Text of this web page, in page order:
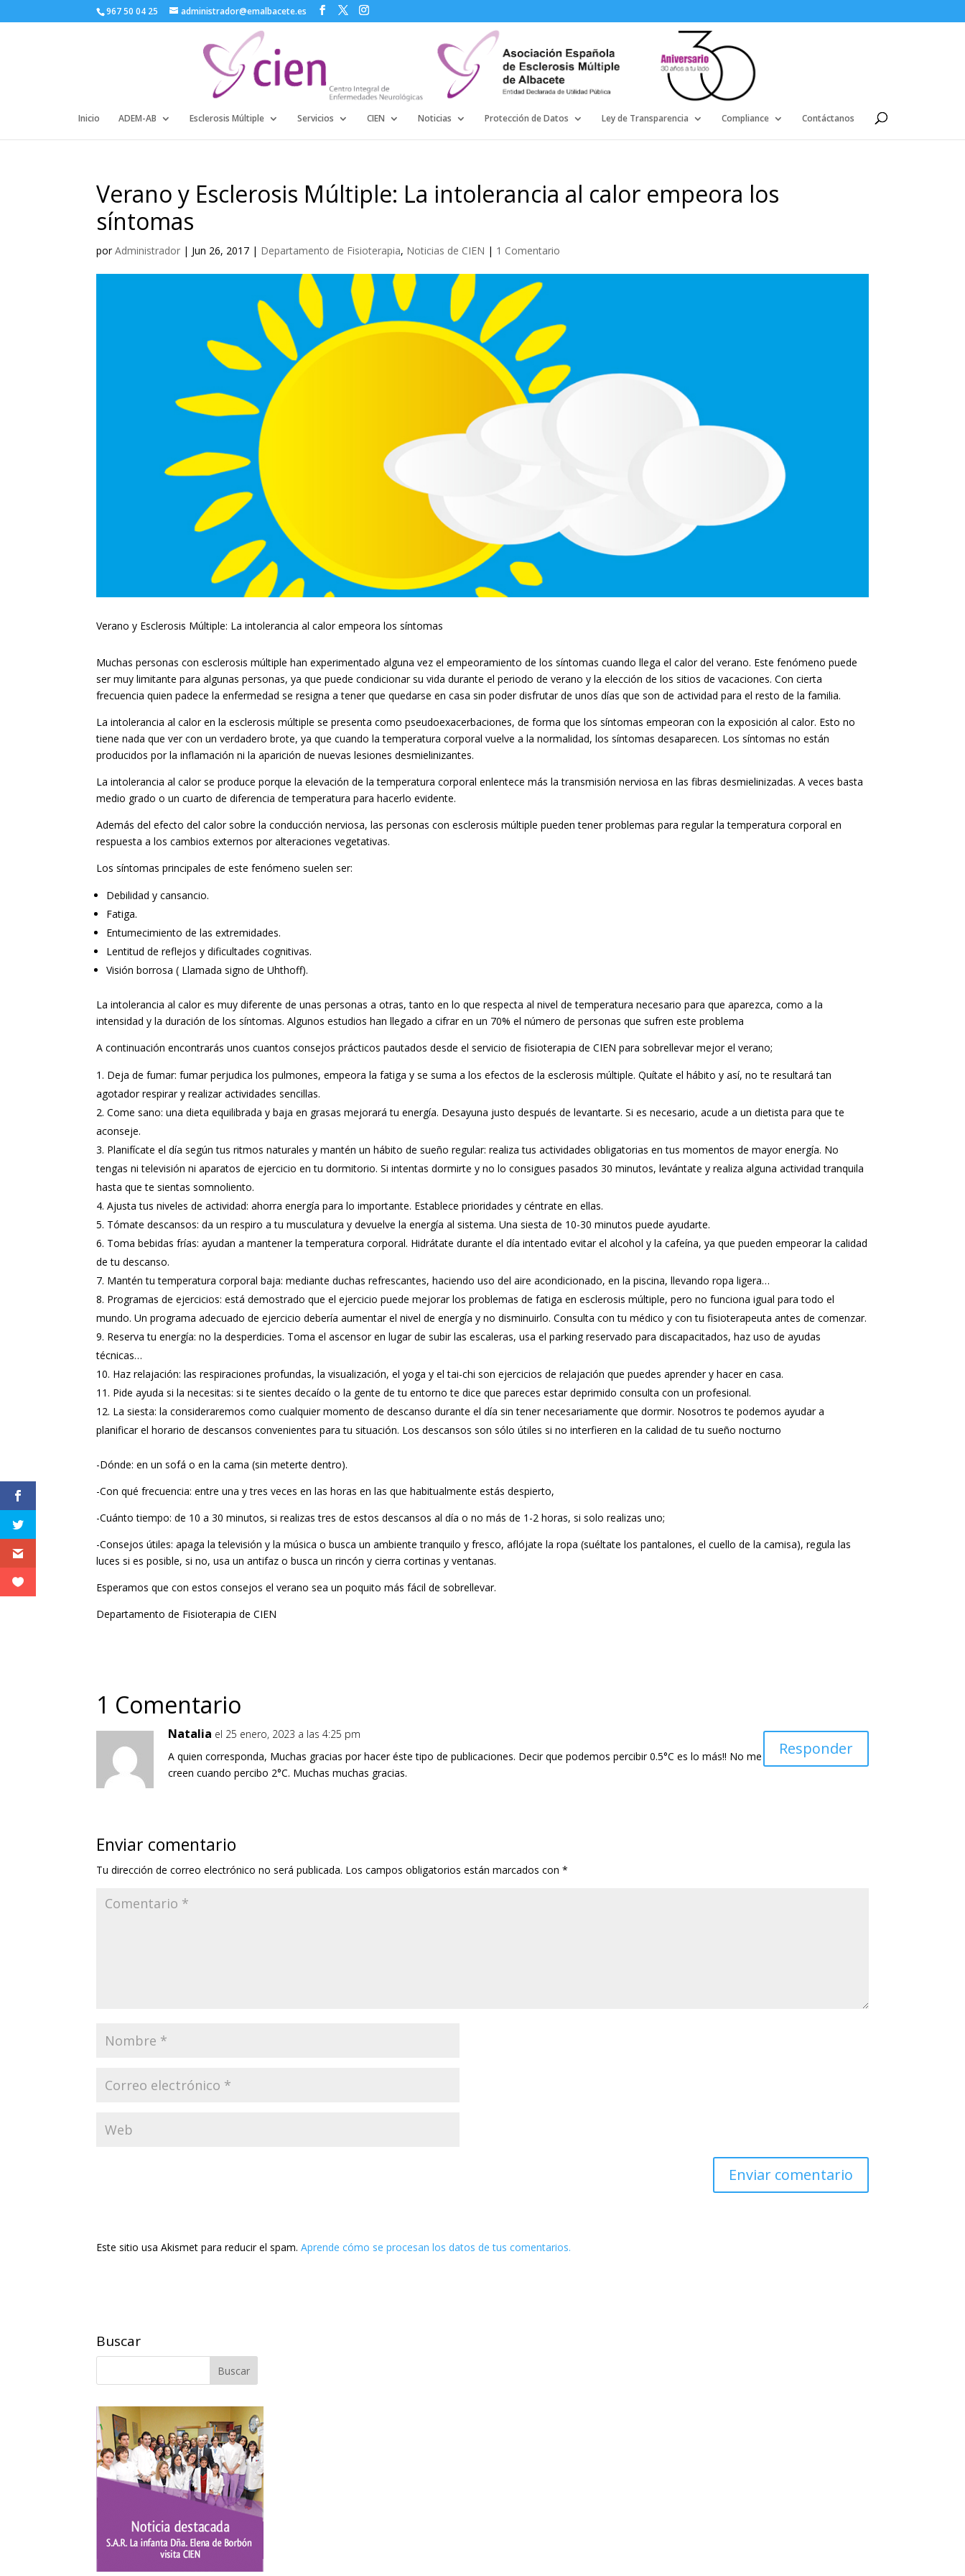
967 50 04 25 administrador@emalbacete.es
Inicio ADEM-AB Esclerosis Múltiple Servicios CIEN Noticias Protección de Datos Ley de Transparencia Compliance Contáctanos
Verano y Esclerosis Múltiple: La intolerancia al calor empeora los
síntomas
porAdministrador | Jun 26, 2017 | Departamento de Fisioterapia, Noticias de CIEN | 1 Comentario
Verano y Esclerosis Múltiple: La intolerancia al calor empeora los síntomas
Muchas personas con esclerosis múltiple han experimentado alguna vez el empeoramiento de los síntomas cuando llega el calor del verano. Este fenómeno puede
ser muy limitante para algunas personas, ya que puede condicionar su vida durante el periodo de verano y la elección de los sitios de vacaciones. Con cierta
frecuencia quien padece la enfermedad se resigna a tener que quedarse en casa sin poder disfrutar de unos días que son de actividad para el resto de la familia.
La intolerancia al calor en la esclerosis múltiple se presenta como pseudoexacerbaciones, de forma que los síntomas empeoran con la exposición al calor. Esto no
tiene nada que ver con un verdadero brote, ya que cuando la temperatura corporal vuelve a la normalidad, los síntomas desaparecen. Los síntomas no están
producidos por la inflamación ni la aparición de nuevas lesiones desmielinizantes.
La intolerancia al calor se produce porque la elevación de la temperatura corporal enlentece más la transmisión nerviosa en las fibras desmielinizadas. A veces basta
medio grado o un cuarto de diferencia de temperatura para hacerlo evidente.
Además del efecto del calor sobre la conducción nerviosa, las personas con esclerosis múltiple pueden tener problemas para regular la temperatura corporal en
respuesta a los cambios externos por alteraciones vegetativas.
Los síntomas principales de este fenómeno suelen ser:
Debilidad y cansancio.
Fatiga.
Entumecimiento de las extremidades.
Lentitud de reflejos y dificultades cognitivas.
Visión borrosa ( Llamada signo de Uhthoff).
La intolerancia al calor es muy diferente de unas personas a otras, tanto en lo que respecta al nivel de temperatura necesario para que aparezca, como a la
intensidad y la duración de los síntomas. Algunos estudios han llegado a cifrar en un 70% el número de personas que sufren este problema
A continuación encontrarás unos cuantos consejos prácticos pautados desde el servicio de fisioterapia de CIEN para sobrellevar mejor el verano;
Deja de fumar: fumar perjudica los pulmones, empeora la fatiga y se suma a los efectos de la esclerosis múltiple. Quítate el hábito y así, no te resultará tan
agotador respirar y realizar actividades sencillas.
Come sano: una dieta equilibrada y baja en grasas mejorará tu energía. Desayuna justo después de levantarte. Si es necesario, acude a un dietista para que te
aconseje.
Planifícate el día según tus ritmos naturales y mantén un hábito de sueño regular: realiza tus actividades obligatorias en tus momentos de mayor energía. No
tengas ni televisión ni aparatos de ejercicio en tu dormitorio. Si intentas dormirte y no lo consigues pasados 30 minutos, levántate y realiza alguna actividad tranquila
hasta que te sientas somnoliento.
Ajusta tus niveles de actividad: ahorra energía para lo importante. Establece prioridades y céntrate en ellas.
Tómate descansos: da un respiro a tu musculatura y devuelve la energía al sistema. Una siesta de 10-30 minutos puede ayudarte.
Toma bebidas frías: ayudan a mantener la temperatura corporal. Hidrátate durante el día intentado evitar el alcohol y la cafeína, ya que pueden empeorar la calidad
de tu descanso.
Mantén tu temperatura corporal baja: mediante duchas refrescantes, haciendo uso del aire acondicionado, en la piscina, llevando ropa ligera…
Programas de ejercicios: está demostrado que el ejercicio puede mejorar los problemas de fatiga en esclerosis múltiple, pero no funciona igual para todo el
mundo. Un programa adecuado de ejercicio debería aumentar el nivel de energía y no disminuirlo. Consulta con tu médico y con tu fisioterapeuta antes de comenzar.
Reserva tu energía: no la desperdicies. Toma el ascensor en lugar de subir las escaleras, usa el parking reservado para discapacitados, haz uso de ayudas
técnicas…
Haz relajación: las respiraciones profundas, la visualización, el yoga y el tai-chi son ejercicios de relajación que puedes aprender y hacer en casa.
Pide ayuda si la necesitas: si te sientes decaído o la gente de tu entorno te dice que pareces estar deprimido consulta con un profesional.
La siesta: la consideraremos como cualquier momento de descanso durante el día sin tener necesariamente que dormir. Nosotros te podemos ayudar a
planificar el horario de descansos convenientes para tu situación. Los descansos son sólo útiles si no interfieren en la calidad de tu sueño nocturno
-Dónde: en un sofá o en la cama (sin meterte dentro).
-Con qué frecuencia: entre una y tres veces en las horas en las que habitualmente estás despierto,
-Cuánto tiempo: de 10 a 30 minutos, si realizas tres de estos descansos al día o no más de 1-2 horas, si solo realizas uno;
-Consejos útiles: apaga la televisión y la música o busca un ambiente tranquilo y fresco, aflójate la ropa (suéltate los pantalones, el cuello de la camisa), regula las
luces si es posible, si no, usa un antifaz o busca un rincón y cierra cortinas y ventanas.
Esperamos que con estos consejos el verano sea un poquito más fácil de sobrellevar.
Departamento de Fisioterapia de CIEN
1 Comentario
Natalia el 25 enero, 2023 a las 4:25 pm
A quien corresponda, Muchas gracias por hacer éste tipo de publicaciones. Decir que podemos percibir 0.5°C es lo más!! No me
creen cuando percibo 2°C. Muchas muchas gracias.
Responder
Enviar comentario
Tu dirección de correo electrónico no será publicada. Los campos obligatorios están marcados con*
Este sitio usa Akismet para reducir el spam.Aprende cómo se procesan los datos de tus comentarios.
Buscar